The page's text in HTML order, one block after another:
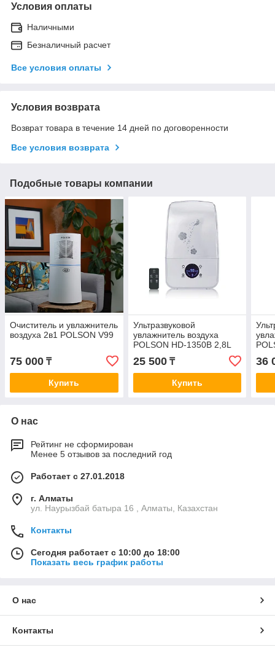
Условия оплаты
Наличными
Безналичный расчет
Все условия оплаты
Условия возврата
Возврат товара в течение 14 дней по договоренности
Все условия возврата
Подобные товары компании
Очиститель и увлажнитель
воздуха 2в1 POLSON V99
75 000 ₸
Купить
Ультразвуковой
увлажнитель воздуха
POLSON HD-1350B 2,8L
25 500₸
Купить
36
О нас
Рейтинг не сформирован
Менее 5 отзывов за последний год
Работает с 27.01.2018
г. Алматы
ул. Наурызбай батыра 16 , Алматы, Казахстан
Контакты
Сегодня работает с 10:00 до 18:00
Показать весь график работы
О нас
Контакты